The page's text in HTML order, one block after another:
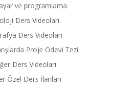
ve programlama
Ders Videoları
Ders Videoları
Proje Ödevi Tezi
Ders Videoları
Özel Ders İlanları